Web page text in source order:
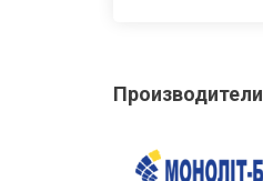
Производители